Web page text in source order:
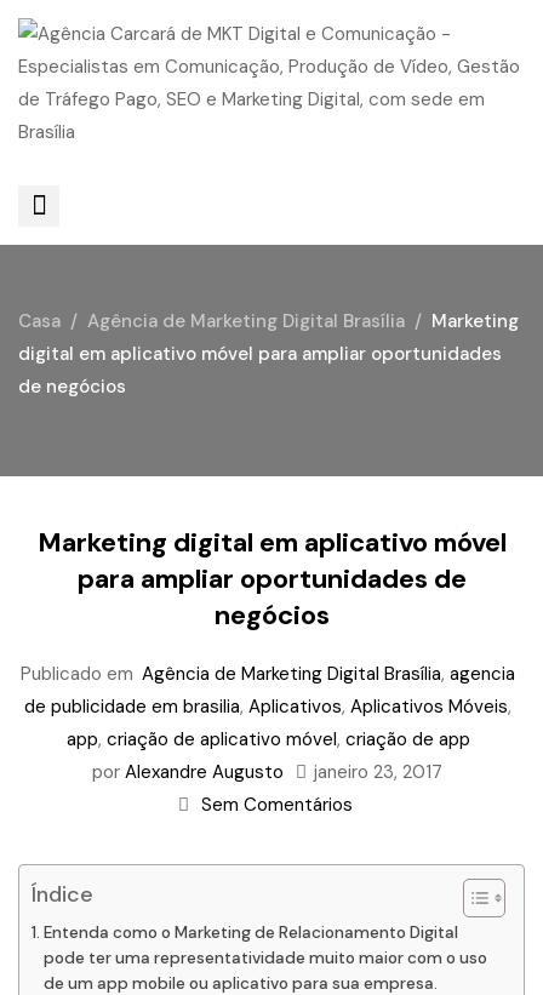
Casa Agência de Marketing Digital Brasília
Marketing
digital em aplicativo móvel para ampliar oportunidades
de negócios
Marketing digital em aplicativo móvel
para ampliar oportunidades de
negócios
Publicado em Agência de Marketing Digital Brasília, agencia
de publicidade em brasilia, Aplicativos, Aplicativos Móveis,
app, criação de aplicativo móvel, criação de app
por Alexandre Augusto
janeiro 23, 2017
Sem Comentários
Índice
Entenda como o Marketing de Relacionamento Digital
pode ter uma representatividade muito maior com o uso
de um app mobile ou aplicativo para sua empresa.